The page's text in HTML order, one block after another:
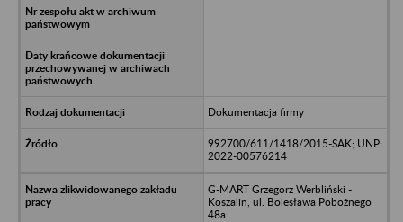
Dokumentacja firmy
992700/611/1418/2015-SAK; UNP:
2022-00576214
G-MART Grzegorz Werbliński -
Koszalin, ul. Bolesława Pobożnego
48a